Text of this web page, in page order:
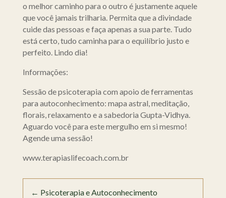
o melhor caminho para o outro é justamente aquele
que você jamais trilharia. Permita que a divindade
cuide das pessoas e faça apenas a sua parte. Tudo
está certo, tudo caminha para o equilíbrio justo e
perfeito. Lindo dia!
Informações:
Sessão de psicoterapia com apoio de ferramentas
para autoconhecimento: mapa astral, meditação,
florais, relaxamento e a sabedoria Gupta-Vidhya.
Aguardo você para este mergulho em si mesmo!
Agende uma sessão!
www.terapiaslifecoach.com.br
← Psicoterapia e Autoconhecimento